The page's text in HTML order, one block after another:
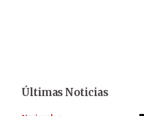
Últimas Noticias